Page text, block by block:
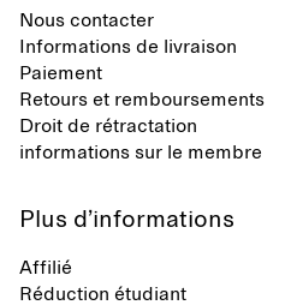
Nous contacter
Informations de livraison
Paiement
Retours et remboursements
Droit de rétractation
informations sur le membre
Plus d’informations
Affilié
Réduction étudiant